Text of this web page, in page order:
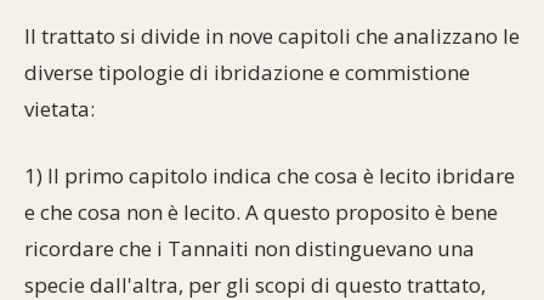
Personaggi celebri
La Legge Orale
Parliamone
Collegamenti utili
Scambio di link
Il trattato si divide in nove capitoli che analizzano le
diverse tipologie di ibridazione e commistione
vietata:
1) Il primo capitolo indica che cosa è lecito ibridare
e che cosa non è lecito. A questo proposito è bene
ricordare che i Tannaiti non distinguevano una
specie dall'altra, per gli scopi di questo trattato,